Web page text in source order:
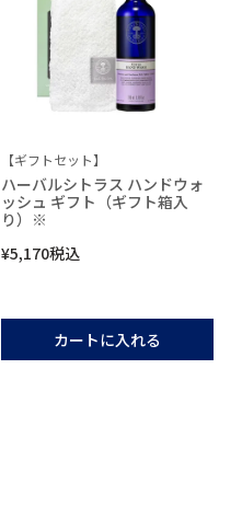
【ギフトセット】
ハーバルシトラス ハンドウォ
ッシュ ギフト（ギフト箱入
り）※
¥5,170税込
カートに入れる